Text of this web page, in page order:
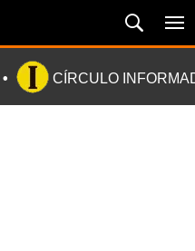
CÍRCULO